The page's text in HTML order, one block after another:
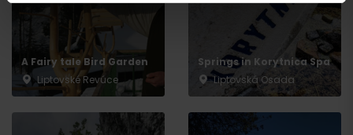
A Fairy tale Bird Garden
Liptovské Revúce
Springs in Korytnica Spa
Liptovská Osada